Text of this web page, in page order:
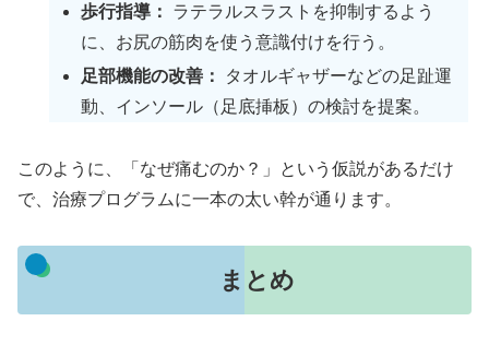
歩行指導：
ラテラルスラストを抑制するよう
に、お尻の筋肉を使う意識付けを行う。
足部機能の改善：
タオルギャザーなどの足趾運
動、インソール（足底挿板）の検討を提案。
このように、「なぜ痛むのか？」という仮説があるだけ
で、治療プログラムに一本の太い幹が通ります。
まとめ